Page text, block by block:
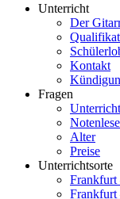
Unterricht
Der
Kontakt
Fragen
Alter
Preise
Unterrichtsorte
Frankfurt
Frankfurt